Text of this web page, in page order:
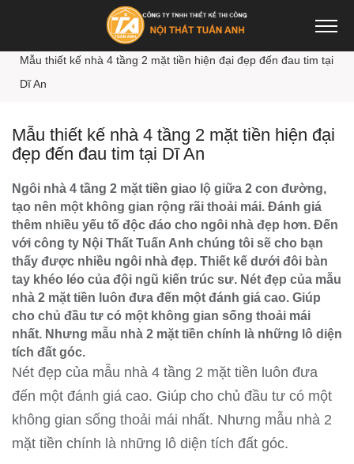
Thiết kế nhà đẹp
Mẫu thiết kế nhà 4 tầng 2 mặt tiền hiện đại đẹp đến đau tim tại
Dĩ An
Mẫu thiết kế nhà 4 tầng 2 mặt tiền hiện đại
đẹp đến đau tim tại Dĩ An
Ngôi nhà 4 tầng 2 mặt tiền giao lộ giữa 2 con đường,
tạo nên một không gian rộng rãi thoải mái. Đánh giá
thêm nhiều yếu tố độc đáo cho ngôi nhà đẹp hơn. Đến
với công ty Nội Thất Tuấn Anh chúng tôi sẽ cho bạn
thấy được nhiều ngôi nhà đẹp. Thiết kế dưới đôi bàn
tay khéo léo của đội ngũ kiến trúc sư. Nét đẹp của mẫu
nhà 2 mặt tiền luôn đưa đến một đánh giá cao. Giúp
cho chủ đầu tư có một không gian sống thoải mái
nhất. Nhưng mẫu nhà 2 mặt tiền chính là những lô diện
tích đất góc.
Nét đẹp của mẫu nhà 4 tầng 2 mặt tiền luôn đưa
đến một đánh giá cao. Giúp cho chủ đầu tư có một
không gian sống thoải mái nhất. Nhưng mẫu nhà 2
mặt tiền chính là những lô diện tích đất góc.